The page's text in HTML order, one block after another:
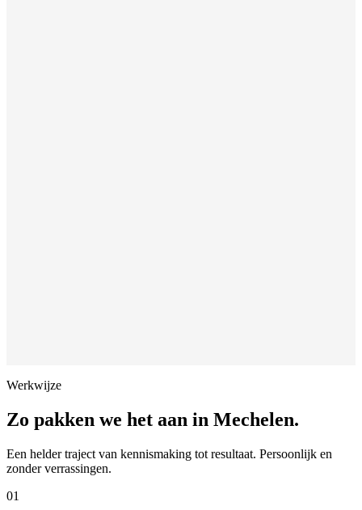
Werkwijze
Zo pakken we het aan in Mechelen.
Een helder traject van kennismaking tot resultaat. Persoonlijk en
zonder verrassingen.
01